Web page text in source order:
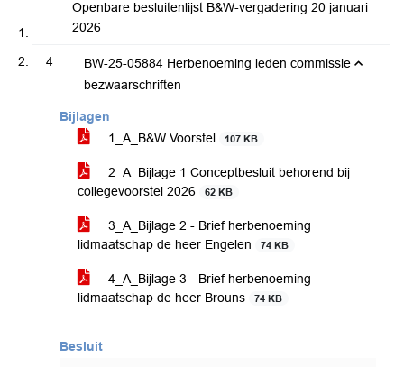
Openbare besluitenlijst B&W-vergadering 20 januari
2026
4
BW-25-05884 Herbenoeming leden commissie
bezwaarschriften
Bijlagen
1_A_B&W Voorstel
107 KB
2_A_Bijlage 1 Conceptbesluit behorend bij
collegevoorstel 2026
62 KB
3_A_Bijlage 2 - Brief herbenoeming
lidmaatschap de heer Engelen
74 KB
4_A_Bijlage 3 - Brief herbenoeming
lidmaatschap de heer Brouns
74 KB
Besluit